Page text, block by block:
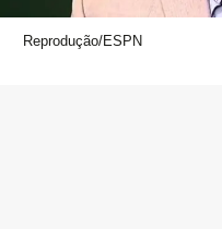
Reprodução/ESPN